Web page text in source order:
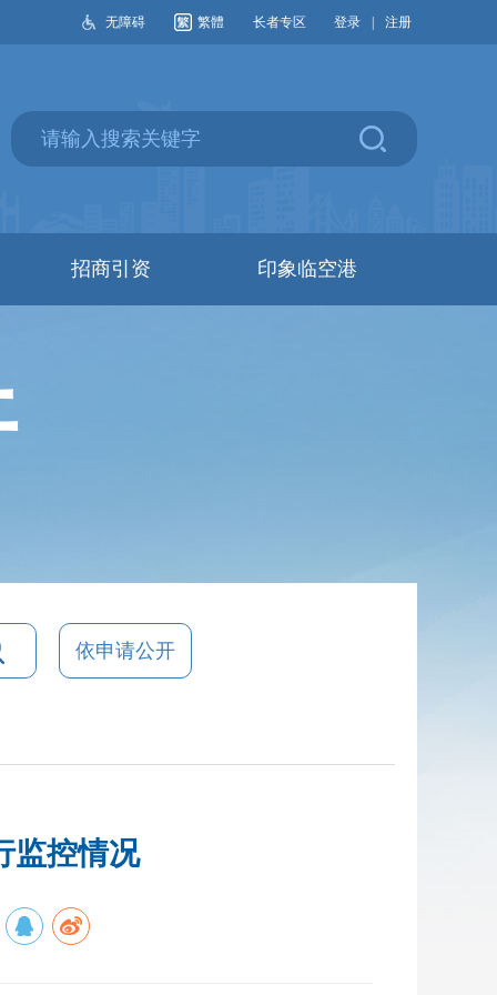
无障碍 繁體 长者专区 登录 注册
招商引资 印象临空港
依申请公开
监控情况